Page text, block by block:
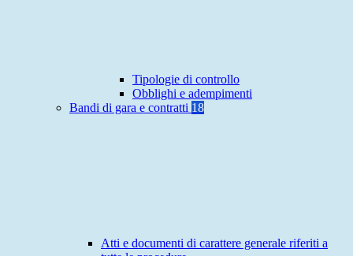
Tipologie di controllo
Obblighi e adempimenti
Bandi di gara e contratti 18
Atti e documenti di carattere generale riferiti a